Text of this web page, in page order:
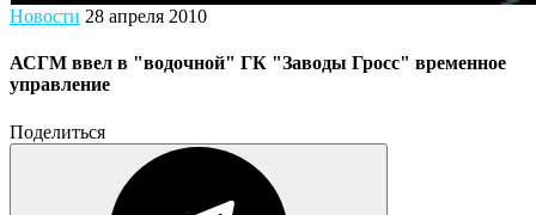
Новости 28 апреля 2010
АСГМ ввел в "водочной" ГК "Заводы Гросс" временное
управление
Поделиться